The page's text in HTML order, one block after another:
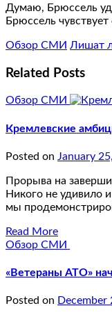
Думаю, Брюссель
Брюссель
Обзор СМИ Лишат
Related Posts
Обзор СМИ
Кремлевские
Posted on January
Прорыва на
Никого не удивило
мы
Read More
Обзор СМИ
«Ветераны АТО»
Posted on December